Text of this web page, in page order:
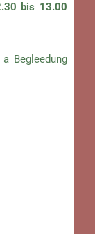
bis 13.00
a Begleedung